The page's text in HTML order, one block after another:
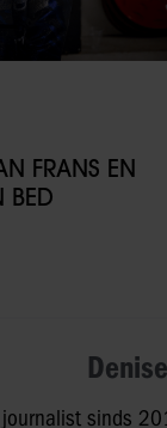
FRANS EN
BED
sinds